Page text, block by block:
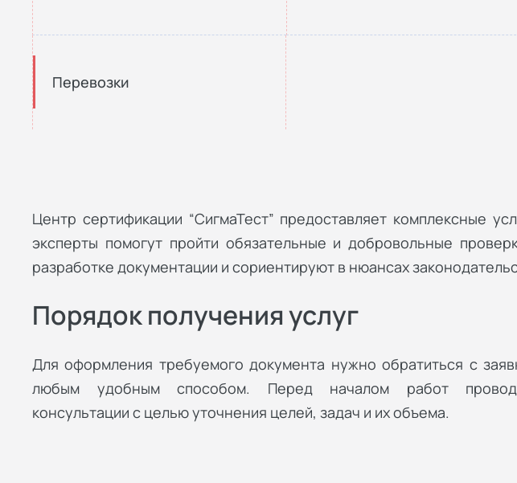
Перевозки
Центр сертификации “СигмаТест” предоставляет комплексные
эксперты помогут пройти обязательные и добровольные
разработке документации и сориентируют в нюансах
Порядок получения услуг
Для оформления требуемого документа нужно обратиться с
любым удобным способом. Перед началом работ
консультации с целью уточнения целей, задач и их объема.